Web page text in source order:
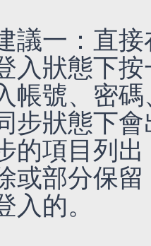
議一：直
入狀態下
帳號、密
步狀態下
的項目列
或部分保
入的。